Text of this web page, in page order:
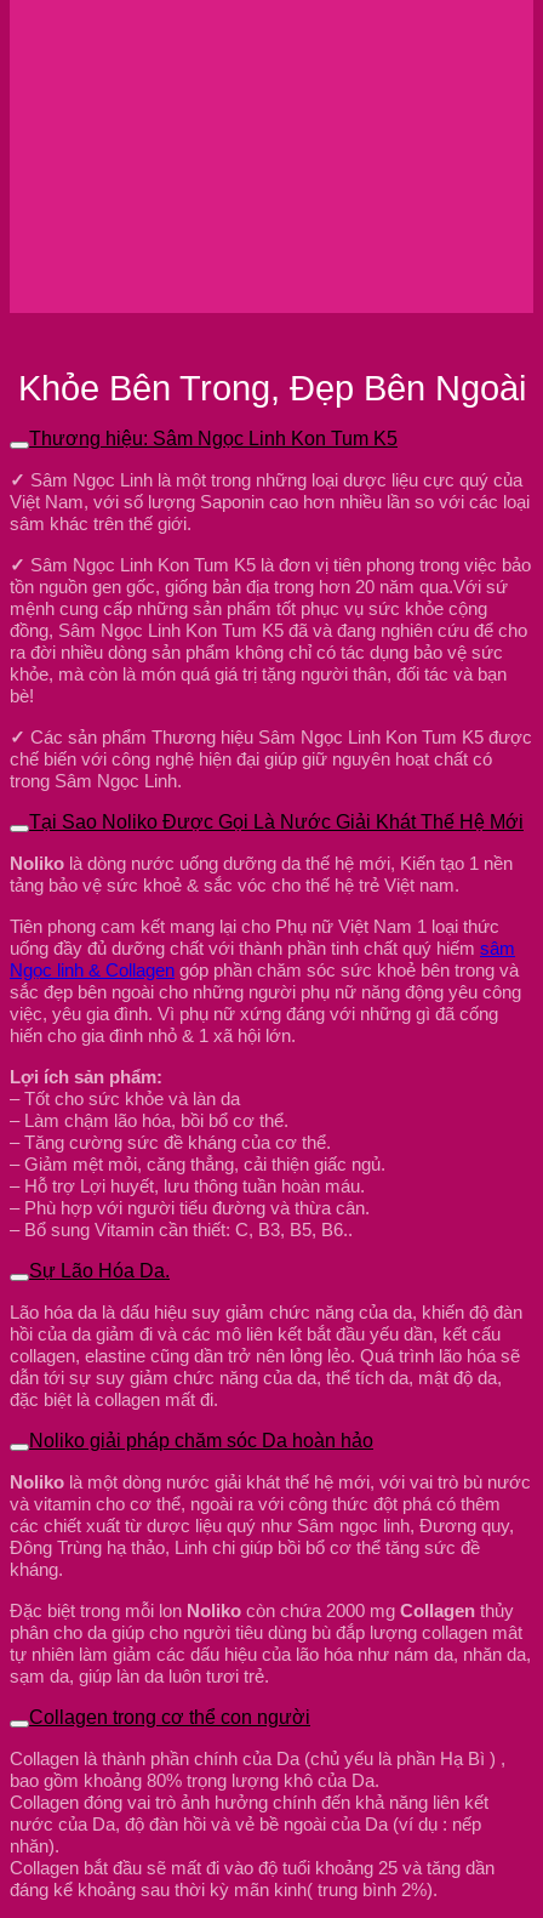
Khỏe Bên Trong, Đẹp Bên Ngoài
Thương hiệu: Sâm Ngọc Linh Kon Tum K5
✓ Sâm Ngọc Linh là một trong những loại dược liệu cực quý của
Việt Nam, với số lượng Saponin cao hơn nhiều lần so với các loại
sâm khác trên thế giới.
✓ Sâm Ngọc Linh Kon Tum K5 là đơn vị tiên phong trong việc bảo
tồn nguồn gen gốc, giống bản địa trong hơn 20 năm qua.Với sứ
mệnh cung cấp những sản phẩm tốt phục vụ sức khỏe cộng
đồng, Sâm Ngọc Linh Kon Tum K5 đã và đang nghiên cứu để cho
ra đời nhiều dòng sản phẩm không chỉ có tác dụng bảo vệ sức
khỏe, mà còn là món quá giá trị tặng người thân, đối tác và bạn
bè!
✓ Các sản phẩm Thương hiệu Sâm Ngọc Linh Kon Tum K5 được
chế biến với công nghệ hiện đại giúp giữ nguyên hoạt chất có
trong Sâm Ngọc Linh.
Tại Sao Noliko Được Gọi Là Nước Giải Khát Thế Hệ Mới
Noliko là dòng nước uống dưỡng da thế hệ mới, Kiến tạo 1 nền
tảng bảo vệ sức khoẻ & sắc vóc cho thế hệ trẻ Việt nam.
Tiên phong cam kết mang lại cho Phụ nữ Việt Nam 1 loại thức
uống đầy đủ dưỡng chất với thành phần tinh chất quý hiếm sâm
Ngọc linh & Collagen góp phần chăm sóc sức khoẻ bên trong và
sắc đẹp bên ngoài cho những người phụ nữ năng động yêu công
việc, yêu gia đình. Vì phụ nữ xứng đáng với những gì đã cống
hiến cho gia đình nhỏ & 1 xã hội lớn.
Lợi ích sản phẩm:
– Tốt cho sức khỏe và làn da
– Làm chậm lão hóa, bồi bổ cơ thể.
– Tăng cường sức đề kháng của cơ thể.
– Giảm mệt mỏi, căng thẳng, cải thiện giấc ngủ.
– Hỗ trợ Lợi huyết, lưu thông tuần hoàn máu.
– Phù hợp với người tiểu đường và thừa cân.
– Bổ sung Vitamin cần thiết: C, B3, B5, B6..
Sự Lão Hóa Da.
Lão hóa da là dấu hiệu suy giảm chức năng của da, khiến độ đàn
hồi của da giảm đi và các mô liên kết bắt đầu yếu dần, kết cấu
collagen, elastine cũng dần trở nên lỏng lẻo. Quá trình lão hóa sẽ
dẫn tới sự suy giảm chức năng của da, thể tích da, mật độ da,
đặc biệt là collagen mất đi.
Noliko giải pháp chăm sóc Da hoàn hảo
Noliko là một dòng nước giải khát thế hệ mới, với vai trò bù nước
và vitamin cho cơ thể, ngoài ra với công thức đột phá có thêm
các chiết xuất từ dược liệu quý như Sâm ngọc linh, Đương quy,
Đông Trùng hạ thảo, Linh chi giúp bồi bổ cơ thể tăng sức đề
kháng.
Đặc biệt trong mỗi lon Noliko còn chứa 2000 mg Collagen thủy
phân cho da giúp cho người tiêu dùng bù đắp lượng collagen mât
tự nhiên làm giảm các dấu hiệu của lão hóa như nám da, nhăn da,
sạm da, giúp làn da luôn tươi trẻ.
Collagen trong cơ thể con người
Collagen là thành phần chính của Da (chủ yếu là phần Hạ Bì ) ,
bao gồm khoảng 80% trọng lượng khô của Da.
Collagen đóng vai trò ảnh hưởng chính đến khả năng liên kết
nước của Da, độ đàn hồi và vẻ bề ngoài của Da (ví dụ : nếp
nhăn).
Collagen bắt đầu sẽ mất đi vào độ tuổi khoảng 25 và tăng dần
đáng kể khoảng sau thời kỳ mãn kinh( trung bình 2%).